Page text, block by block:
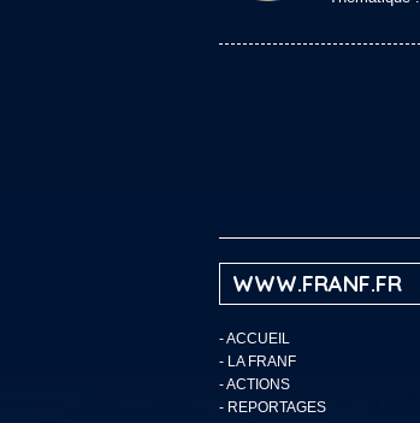
WWW.FRANF.FR
-ACCUEIL
- LA FRANF
-ACTIONS
- REPORTAGES